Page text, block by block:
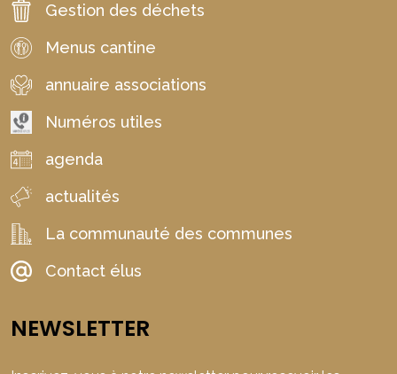
Gestion des déchets
Menus cantine
annuaire associations
Numéros utiles
agenda
actualités
La communauté des communes
Contact élus
NEWSLETTER